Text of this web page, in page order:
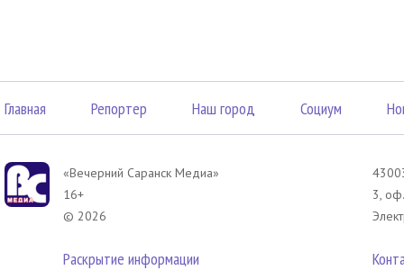
Главная Репортер Наш город Социум
«Вечерний Саранск Mедиа»
16+
© 2026
Раскрытие информации
3,